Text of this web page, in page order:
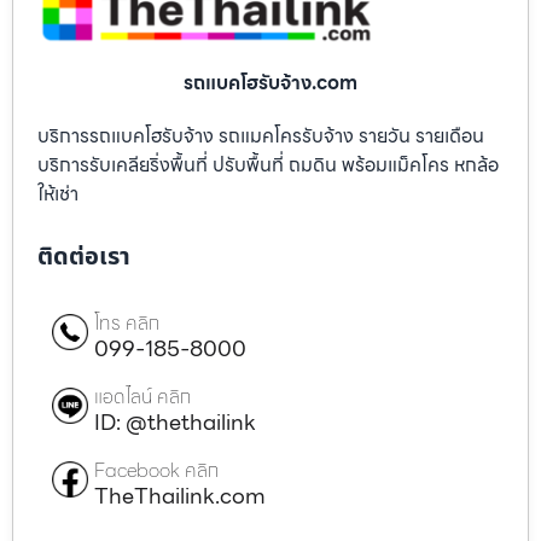
รถแบคโฮรับจ้าง.com
บริการรถแบคโฮรับจ้าง รถแมคโครรับจ้าง รายวัน รายเดือน
บริการรับเคลียริ่งพื้นที่ ปรับพื้นที่ ถมดิน พร้อมแม็คโคร หกล้อ
ให้เช่า
ติดต่อเรา
โทร คลิก
099-185-8000
แอดไลน์ คลิก
ID: @thethailink
Facebook คลิก
TheThailink.com